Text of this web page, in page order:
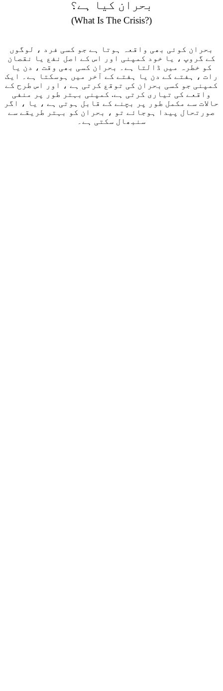
بحران کیا ہے؟
(What Is The Crisis?)
بحران کوئی بھی واقعہ ہوتا ہے جو کسی فرد ، لوگوں
کے گروپ ، یا خود کمپنی اور اس کے اصل نفع یا نقصان
کو خطرہ میں ڈالتا ہے۔ بحران کسی بھی وقت ، دن یا
رات ، ہفتے کے دن یا ہفتے کے آخر میں ہوسکتا ہے۔ ایک
کمپنی جو کسی بحران کی توقع کرتی ہے ، اور اس طرح کے
واقعے کی تیاری کرتی ہے. کمپنی بہتر طور پر منفی
حالات سے مکمل طور پر بچنے کے قابل ہوتی ہے ، یا ، اگر
صورتحال پیدا ہوجائے تو ، بحران کو بہتر طریقے سے
سنبھال سکتی ہے۔